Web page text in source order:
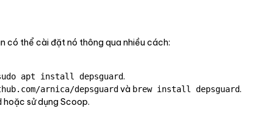
có thể cài đặt nó thông qua nhiều cách:
apt install depsguard.
arnica/depsguard và brew install depsguard.
hoặc sử dụng Scoop.